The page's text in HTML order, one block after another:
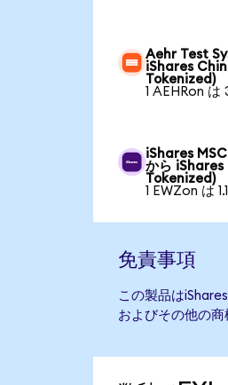
Aehr Test
iShares
Tokenized)
1 AEHRon は
iShares
から
Tokenized)
1 EWZon は
免責事項
この製品は
およびその他の商